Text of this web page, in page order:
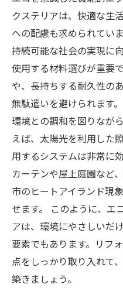
クステリアは、快適な生
への配慮も求められてい
持続可能な社会の実現に
使用する材料選びが重要
や、長持ちする耐久性の
無駄遣いを避けられます
環境との調和を図りなが
えば、太陽光を利用した
用するシステムは非常に
カーテンや屋上庭園など
市のヒートアイランド現
せます。 このように、エ
アは、環境にやさしいだ
要素でもあります。リフ
点をしっかり取り入れて
築きましょう。